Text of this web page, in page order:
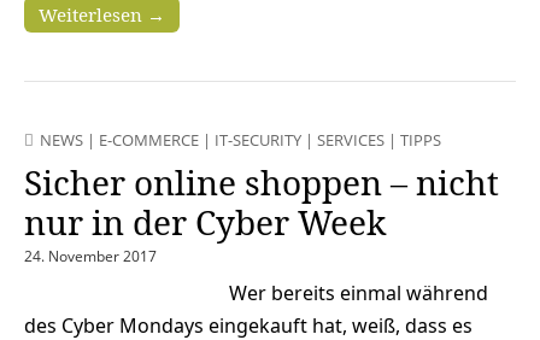
Weiterlesen →
NEWS | E-COMMERCE | IT-SECURITY | SERVICES | TIPPS
Sicher online shoppen – nicht
nur in der Cyber Week
24. November 2017
Wer bereits einmal während
des Cyber Mondays eingekauft hat, weiß, dass es